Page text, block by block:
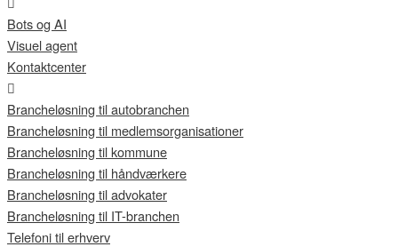
Bots og AI
Visuel agent
Kontaktcenter
Brancheløsning til autobranchen
Brancheløsning til medlemsorganisationer
Brancheløsning til kommune
Brancheløsning til håndværkere
Brancheløsning til advokater
Brancheløsning til IT-branchen
Telefoni til erhverv